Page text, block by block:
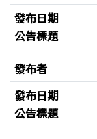
發布日期
公告標題
發布者
發布日期
公告標題